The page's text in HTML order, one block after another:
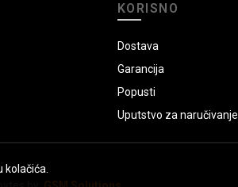
KORISNO
Dostava
Garancija
Popusti
Uputstvo za naručivanje